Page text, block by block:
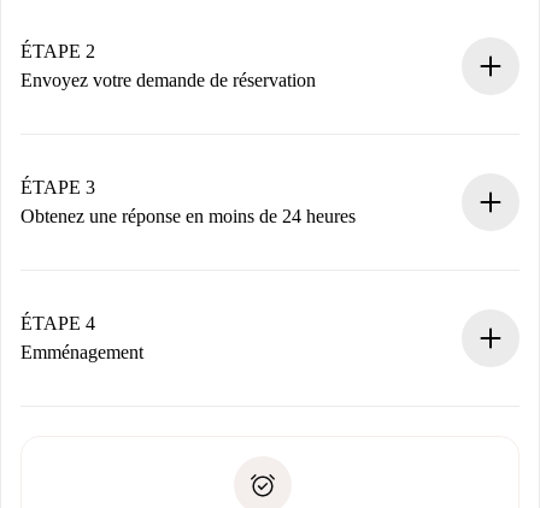
Vous disposez à l’avance de toutes les informations
nécessaires.
ÉTAPE 2
Envoyez votre demande de réservation
Nous ne vous facturerons rien tant que le propriétaire
n’aura pas accepté.
ÉTAPE 3
Obtenez une réponse en moins de 24 heures
contact avec le propriétaire.
Si refusé : aucun prélèvement et nous vous proposerons
Justificatif de solvabilité
ÉTAPE 4
Emménagement
uniquement si aucun problème n'est signalé.